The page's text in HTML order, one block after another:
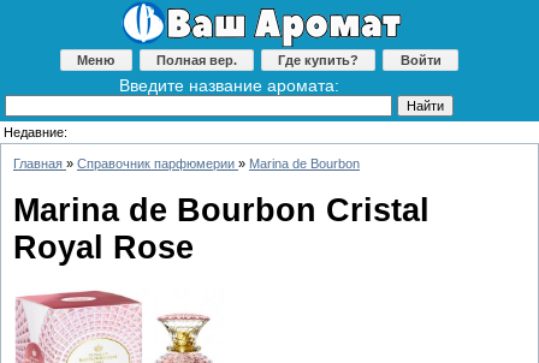
Меню Полная вер. Где купить? Войти
Введите название аромата:
Недавние:
Главная » Справочник парфюмерии » Marina de Bourbon
Marina de Bourbon Cristal
Royal Rose